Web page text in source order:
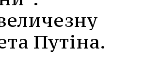
Путіна.